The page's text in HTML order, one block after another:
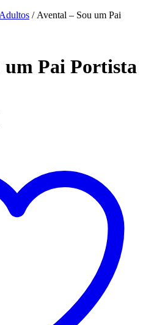
/ Avental – Sou um Pai
um Pai Portista